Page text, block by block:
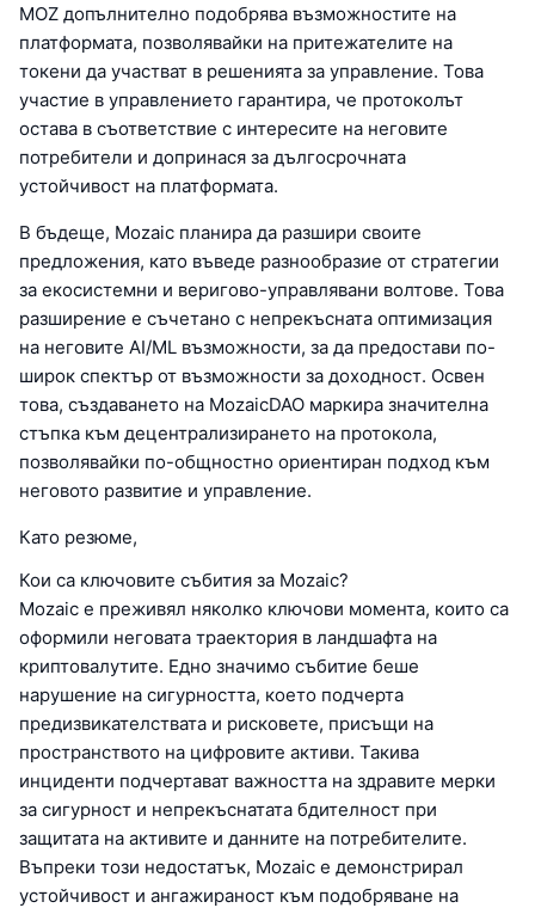
MOZ допълнително подобрява възможностите на
платформата, позволявайки на притежателите на
токени да участват в решенията за управление. Това
участие в управлението гарантира, че протоколът
остава в съответствие с интересите на неговите
потребители и допринася за дългосрочната
устойчивост на платформата.
В бъдеще, Mozaic планира да разшири своите
предложения, като въведе разнообразие от стратегии
за екосистемни и веригово-управлявани волтове. Това
разширение е съчетано с непрекъсната оптимизация
на неговите AI/ML възможности, за да предостави по-
широк спектър от възможности за доходност. Освен
това, създаването на MozaicDAO маркира значителна
стъпка към децентрализирането на протокола,
позволявайки по-общностно ориентиран подход към
неговото развитие и управление.
Като резюме,
Кои са ключовите събития за Mozaic?
Mozaic е преживял няколко ключови момента, които са
оформили неговата траектория в ландшафта на
криптовалутите. Едно значимо събитие беше
нарушение на сигурността, което подчерта
предизвикателствата и рисковете, присъщи на
пространството на цифровите активи. Такива
инциденти подчертават важността на здравите мерки
за сигурност и непрекъснатата бдителност при
защитата на активите и данните на потребителите.
Въпреки този недостатък, Mozaic е демонстрирал
устойчивост и ангажираност към подобряване на